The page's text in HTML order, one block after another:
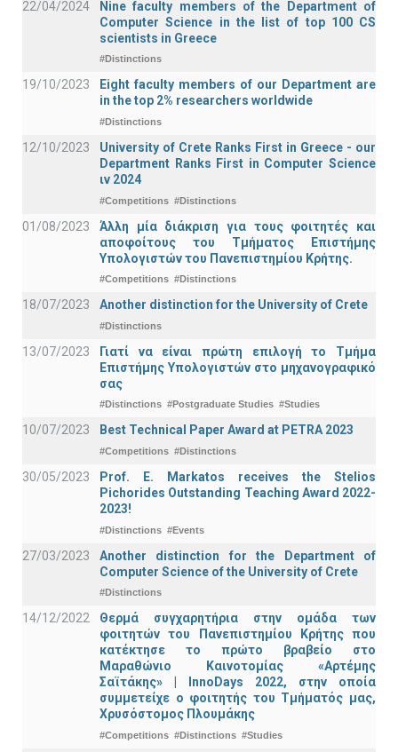
22/04/2024
Nine faculty members of the Department of
Computer Science in the list of top 100 CS
scientists in Greece
#Distinctions
19/10/2023
Eight faculty members of our Department are
in the top 2% researchers worldwide
#Distinctions
12/10/2023
University of Crete Ranks First in Greece - our
Department Ranks First in Computer Science
ιν 2024
#Competitions #Distinctions
01/08/2023
Άλλη μία διάκριση για τους φοιτητές και
αποφοίτους του Τμήματος Επιστήμης
Υπολογιστών του Πανεπιστημίου Κρήτης.
#Competitions #Distinctions
18/07/2023 Another distinction for the University of Crete
#Distinctions
13/07/2023
Γιατί να είναι πρώτη επιλογή το Τμήμα
Επιστήμης Υπολογιστών στο μηχανογραφικό
σας
#Distinctions #Postgraduate Studies #Studies
10/07/2023 Best Technical Paper Award at PETRA 2023
#Competitions #Distinctions
30/05/2023
Prof. E. Markatos receives the Stelios
Pichorides Outstanding Teaching Award 2022-
2023!
#Distinctions #Events
27/03/2023
Another distinction for the Department of
Computer Science of the University of Crete
#Distinctions
14/12/2022
Θερμά συγχαρητήρια στην ομάδα των
φοιτητών του Πανεπιστημίου Κρήτης που
κατέκτησε το πρώτο βραβείο στο
Μαραθώνιο Καινοτομίας «Αρτέμης
Σαϊτάκης» | InnoDays 2022, στην οποία
συμμετείχε ο φοιτητής του Τμήματός μας,
Χρυσόστομος Πλουμάκης
#Competitions #Distinctions #Studies